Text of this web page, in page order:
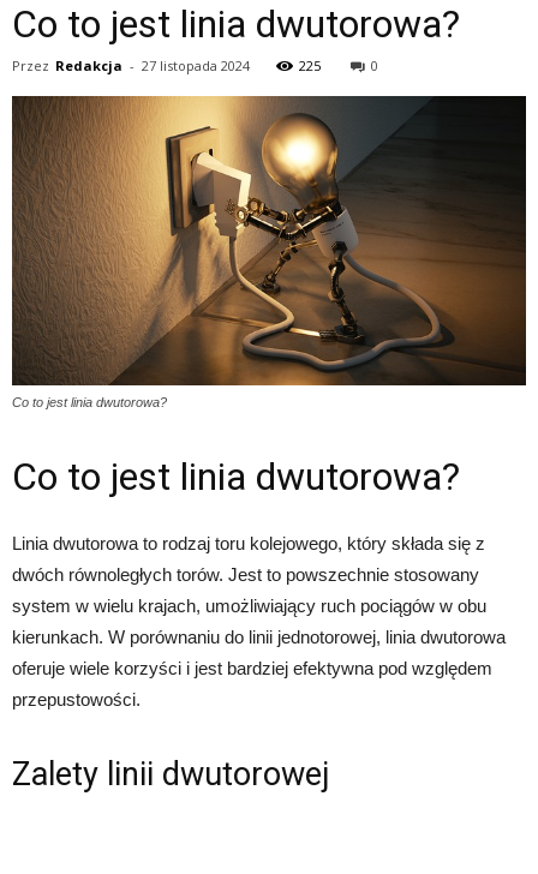
Co to jest linia dwutorowa?
Przez Redakcja - 27 listopada 2024 225 0
Co to jest linia dwutorowa?
Co to jest linia dwutorowa?
Linia dwutorowa to rodzaj toru kolejowego, który składa się z
dwóch równoległych torów. Jest to powszechnie stosowany
system w wielu krajach, umożliwiający ruch pociągów w obu
kierunkach. W porównaniu do linii jednotorowej, linia dwutorowa
oferuje wiele korzyści i jest bardziej efektywna pod względem
przepustowości.
Zalety linii dwutorowej